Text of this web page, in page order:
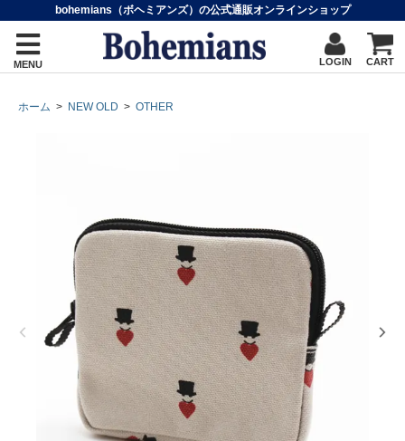
bohemians（ボヘミアンズ）の公式通販オンラインショップ
MENU LOGIN CART
ホーム > NEW OLD > OTHER